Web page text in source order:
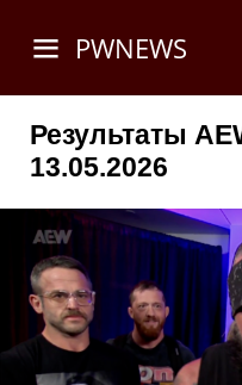
PWNEWS
Результаты
13.05.2026